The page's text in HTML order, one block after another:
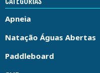
Apneia
Natação Águas Abertas
Paddleboard